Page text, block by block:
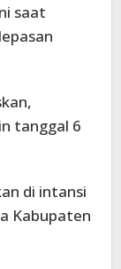
saat
tanggal 6
di intansi
Kabupaten